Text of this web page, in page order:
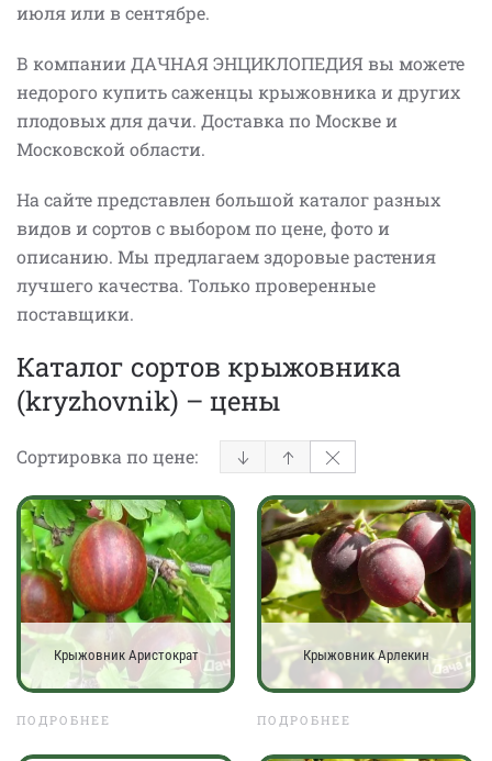
июля или в сентябре.
В компании ДАЧНАЯ ЭНЦИКЛОПЕДИЯ вы можете
недорого купить саженцы крыжовника и других
плодовых для дачи. Доставка по Москве и
Московской области.
На сайте представлен большой каталог разных
видов и сортов с выбором по цене, фото и
описанию. Мы предлагаем здоровые растения
лучшего качества. Только проверенные
поставщики.
Каталог сортов крыжовника
(kryzhovnik) – цены
Сортировка по цене:
Крыжовник Аристократ
ПОДРОБНЕЕ
Крыжовник Арлекин
ПОДРОБНЕЕ